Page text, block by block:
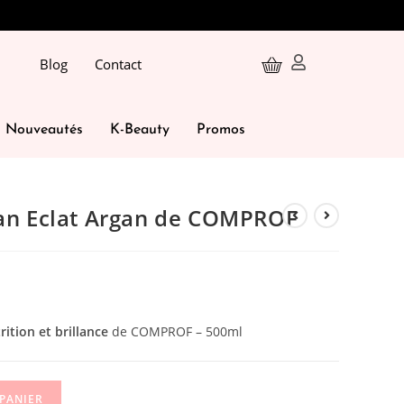
Blog Contact
Nouveautés K-Beauty Promos
Eclat Argan de COMPROF
et brillance de COMPROF – 500ml